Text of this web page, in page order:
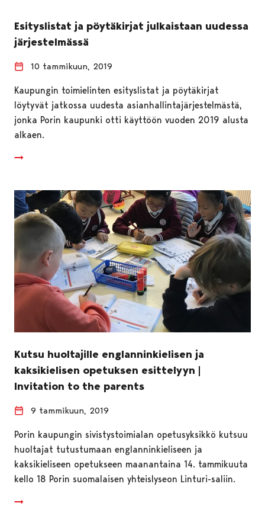
Esityslistat ja pöytäkirjat julkaistaan uudessa
järjestelmässä
10 tammikuun, 2019
Kaupungin toimielinten esityslistat ja pöytäkirjat
löytyvät jatkossa uudesta asianhallintajärjestelmästä,
jonka Porin kaupunki otti käyttöön vuoden 2019 alusta
alkaen.
Kutsu huoltajille englanninkielisen ja
kaksikielisen opetuksen esittelyyn |
Invitation to the parents
9 tammikuun, 2019
Porin kaupungin sivistystoimialan opetusyksikkö kutsuu
huoltajat tutustumaan englanninkieliseen ja
kaksikieliseen opetukseen maanantaina 14. tammikuuta
kello 18 Porin suomalaisen yhteislyseon Linturi-saliin.